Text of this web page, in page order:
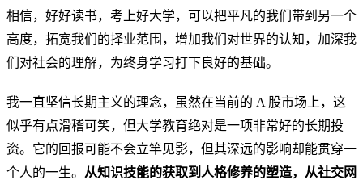
相信，好好读书，考上好大学，可以把平凡的我们带到另一个
高度，拓宽我们的择业范围，增加我们对世界的认知，加深我
们对社会的理解，为终身学习打下良好的基础。
我一直坚信长期主义的理念，虽然在当前的 A 股市场上，这
似乎有点滑稽可笑，但大学教育绝对是一项非常好的长期投
资。它的回报可能不会立竿见影，但其深远的影响却能贯穿一
个人的一生。 从知识技能的获取到人格修养的塑造，从社交网